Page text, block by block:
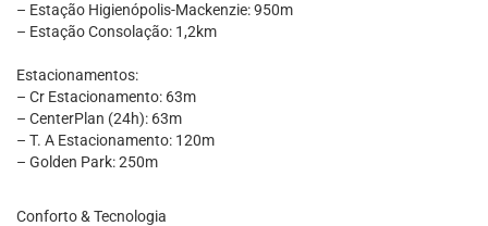
– Estação Higienópolis-Mackenzie: 950m
– Estação Consolação: 1,2km
Estacionamentos:
– Cr Estacionamento: 63m
– CenterPlan (24h): 63m
– T. A Estacionamento: 120m
– Golden Park: 250m
Conforto & Tecnologia